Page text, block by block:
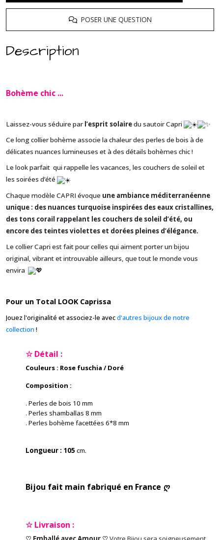
POSER UNE QUESTION
Description
Bohème chic ...
Laissez-vous séduire par l’esprit solairedu sautoir Capri
Ce long collier bohème associe la chaleur des perles de bois à de
délicates nuances lumineuses et à des détails bohèmes chic !
Le look parfait qui rappelle les vacances, les couchers de soleil et
les soirées d’été
Chaque modèle CAPRI évoque une ambiance méditerranéenne
unique : des nuances turquoise inspirées des eaux cristallines,
des tons corail rappelant les couchers de soleil d’été, ou
encore des teintes violettes et dorées pleines d’élégance.
Le collier Capri est fait pour celles qui aiment porter un bijou
original, vibrant et introuvable ailleurs, que tout le monde vous
envira
Pour un Total LOOK Caprissa
Jouez l'originalité et associez-le avecd'autres bijoux de notre
collection !
☆ Détail :
Couleurs : Rose fuschia / Doré
Composition :
. Perles de bois 10 mm
. Perles shamballas 8 mm
. Perles bohème facettées 6*8 mm
Longueur : 105 cm.
Bijou fait main fabriqué en France ღ
☆ Livraison :